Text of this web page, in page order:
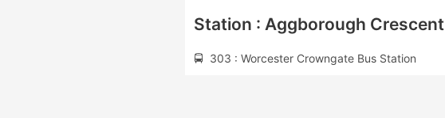
Station : Aggborough Crescent
🚍 303 : Worcester Crowngate Bus Station